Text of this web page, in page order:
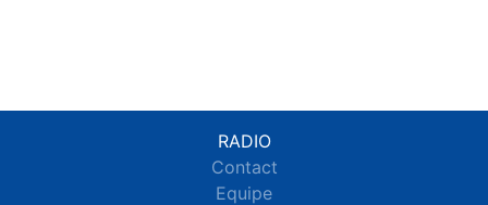
RADIO
Contact
Equipe